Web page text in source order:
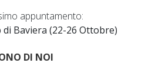
appuntamento:
di Baviera (22-26 Ottobre)
DI NOI